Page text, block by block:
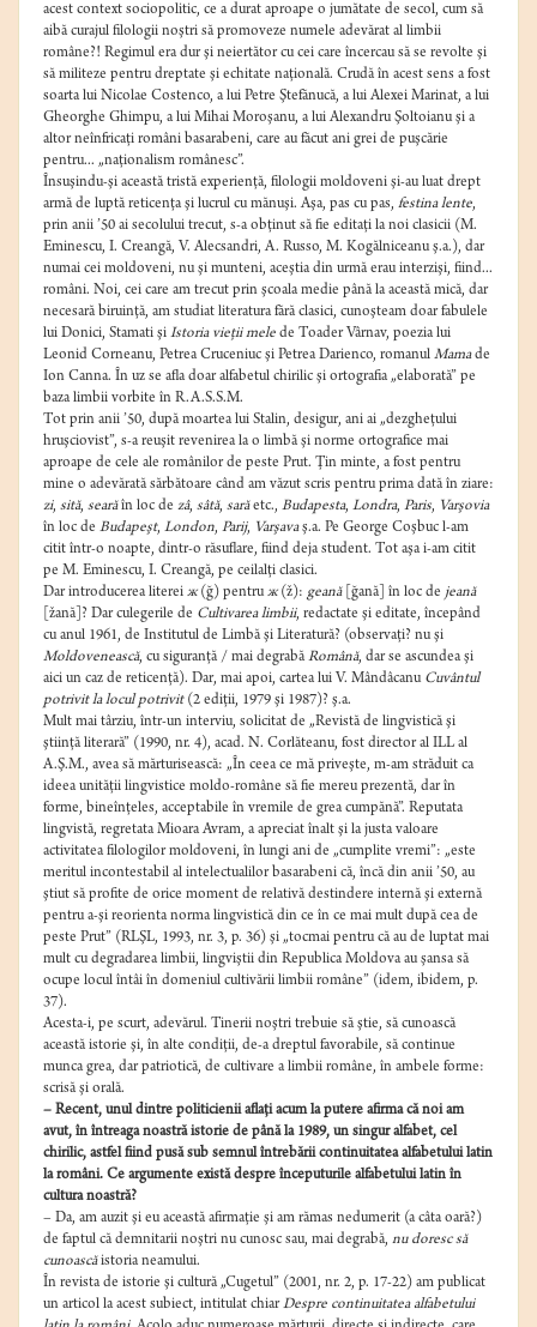
acest context sociopolitic, ce a durat aproape o jumătate de secol, cum să
aibă curajul filologii noştri să promoveze numele adevărat al limbii
române?! Regimul era dur şi neiertător cu cei care încercau să se revolte şi
să militeze pentru dreptate şi echitate naţională. Crudă în acest sens a fost
soarta lui Nicolae Costenco, a lui Petre Ştefănucă, a lui Alexei Marinat, a lui
Gheorghe Ghimpu, a lui Mihai Moroşanu, a lui Alexandru Şoltoianu şi a
altor neînfricaţi români basarabeni, care au făcut ani grei de puşcărie
pentru... „naţionalism românesc”.
Însuşindu-şi această tristă experienţă, filologii moldoveni şi-au luat drept
armă de luptă reticenţa şi lucrul cu mănuşi. Aşa, pas cu pas, festina lente,
prin anii ’50 ai secolului trecut, s-a obţinut să fie editaţi la noi clasicii (M.
Eminescu, I. Creangă, V. Alecsandri, A. Russo, M. Kogălniceanu ş.a.), dar
numai cei moldoveni, nu şi munteni, aceştia din urmă erau interzişi, fiind...
români. Noi, cei care am trecut prin şcoala medie până la această mică, dar
necesară biruinţă, am studiat literatura fără clasici, cunoşteam doar fabulele
lui Donici, Stamati şi Istoria vieţii mele de Toader Vârnav, poezia lui
Leonid Corneanu, Petrea Cruceniuc şi Petrea Darienco, romanul Mamade
Ion Canna. În uz se afla doar alfabetul chirilic şi ortografia „elaborată” pe
baza limbii vorbite în R.A.S.S.M.
Tot prin anii ’50, după moartea lui Stalin, desigur, ani ai „dezgheţului
hruşciovist”, s-a reuşit revenirea la o limbă şi norme ortografice mai
aproape de cele ale românilor de peste Prut. Ţin minte, a fost pentru
mine o adevărată sărbătoare când am văzut scris pentru prima dată în ziare:
zi, sită, searăîn loc de zâ, sâtă, sarăetc., Budapesta, Londra, Paris, Varşovia
în loc de Budapeşt, London, Parij, Varşavaş.a. Pe George Coşbuc l-am
citit într-o noapte, dintr-o răsuflare, fiind deja student. Tot aşa i-am citit
pe M. Eminescu, I. Creangă, pe ceilalţi clasici.
Dar introducerea literei ж(ğ) pentru ж(ž): geană[ğană] în loc de jeană
[žană]? Dar culegerile de Cultivarea limbii, redactate şi editate, începând
cu anul 1961, de Institutul de Limbă şi Literatură? (observaţi? nu şi
Moldovenească, cu siguranţă / mai degrabă Română, dar se ascundea şi
aici un caz de reticenţă). Dar, mai apoi, cartea lui V. Mândâcanu Cuvântul
potrivit la locul potrivit(2 ediţii, 1979 şi 1987)? ş.a.
Mult mai târziu, într-un interviu, solicitat de „Revistă de lingvistică şi
ştiinţă literară” (1990, nr. 4), acad. N. Corlăteanu, fost director al ILL al
A.Ş.M., avea să mărturisească: „În ceea ce mă priveşte, m-am străduit ca
ideea unităţii lingvistice moldo-române să fie mereu prezentă, dar în
forme, bineînţeles, acceptabile în vremile de grea cumpănă”. Reputata
lingvistă, regretata Mioara Avram, a apreciat înalt şi la justa valoare
activitatea filologilor moldoveni, în lungi ani de „cumplite vremi”: „este
meritul incontestabil al intelectualilor basarabeni că, încă din anii ’50, au
ştiut să profite de orice moment de relativă destindere internă şi externă
pentru a-şi reorienta norma lingvistică din ce în ce mai mult după cea de
peste Prut” (RLŞL, 1993, nr. 3, p. 36) şi „tocmai pentru că au de luptat mai
mult cu degradarea limbii, lingviştii din Republica Moldova au şansa să
ocupe locul întâi în domeniul cultivării limbii române” (idem, ibidem, p.
37).
Acesta-i, pe scurt, adevărul. Tinerii noştri trebuie să ştie, să cunoască
această istorie şi, în alte condiţii, de-a dreptul favorabile, să continue
munca grea, dar patriotică, de cultivare a limbii române, în ambele forme:
scrisă şi orală.
– Recent, unul dintre politicienii aflaţi acum la putere afirma că noi am
avut, în întreaga noastră istorie de până la 1989, un singur alfabet, cel
chirilic, astfel fiind pusă sub semnul întrebării continuitatea alfabetului latin
la români. Ce argumente există despre începuturile alfabetului latin în
cultura noastră?
– Da, am auzit şi eu această afirmaţie şi am rămas nedumerit (a câta oară?)
de faptul că demnitarii noştri nu cunosc sau, mai degrabă, nu doresc să
cunoascăistoria neamului.
În revista de istorie şi cultură „Cugetul” (2001, nr. 2, p. 17-22) am publicat
un articol la acest subiect, intitulat chiarDespre continuitatea alfabetului